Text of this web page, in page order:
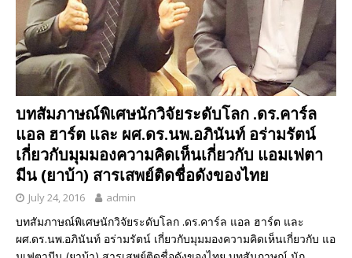
บทสัมภาษณ์พิเศษนักวิจัยระดับโลก .ดร.คาร์ล
แอล ฮาร์ต และ ผศ.ดร.นพ.อภินันท์ อร่ามรัตน์
เกี่ยวกับมุมมองความคิดเห็นเกี่ยวกับ แอมเฟตา
มีน (ยาบ้า) สารเสพย์ติดชื่อดังของไทย
July 24, 2016 admin
บทสัมภาษณ์พิเศษนักวิจัยระดับโลก .ดร.คาร์ล แอล ฮาร์ต และ
ผศ.ดร.นพ.อภินันท์ อร่ามรัตน์ เกี่ยวกับมุมมองความคิดเห็นเกี่ยวกับ แอ